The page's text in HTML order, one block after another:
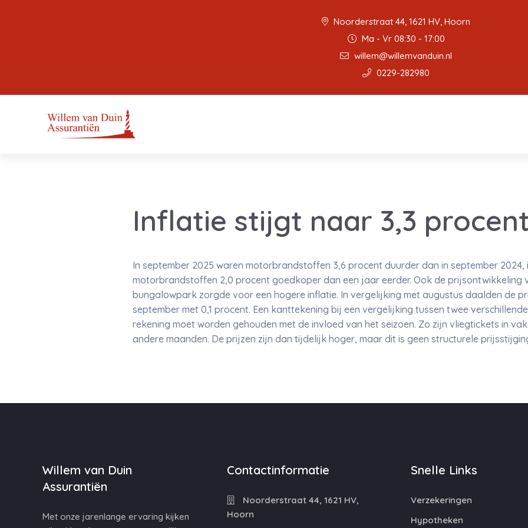
Noorderstraat 44, 1621 HV, Hoorn
Ma - Vr 08:30 - 17:00
willem@willemvanduin.nl
0229-282980
Inflatie stijgt naar 3,3
In september 2025 waren motorbrandstoffen 3,6 procent duurder dan in september 2024,
motorbrandstoffen 2,0 procent goedkoper dan een jaar eerder. Ook de prijsontwikkeling
bungalowpark zorgde voor een hogere inflatie. In vergelijking met augustus daalden de
september met 0,1 procent. Een kanttekening bij een vergelijking tussen twee
rekening moet worden gehouden met de invloed van het seizoen. Zo zijn vliegtickets in
andere maanden. De prijzen zijn dan tijdelijk hoger, maar dit is geen structurele
Willem van Duin
Assurantiën
Met onze jarenlange ervaring kijken
Contactinformatie
Noorderstraat 44, 1621 HV,
Hoorn
Snelle Links
Verzekeringen
Hypotheken